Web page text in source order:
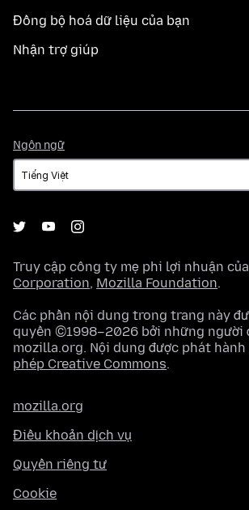
Đồng bộ hoá dữ liệu của bạn
Nhận trợ giúp
Ngôn ngữ
ngữ
Truy cập công ty mẹ phi lợi nhuận của
Corporation, Mozilla Foundation.
Các phần nội dung trong trang này
quyền ©1998–2026 bởi những người
mozilla.org. Nội dung được phát
phép Creative Commons.
mozilla.org
Điều khoản dịch vụ
Quyền riêng tư
Cookie